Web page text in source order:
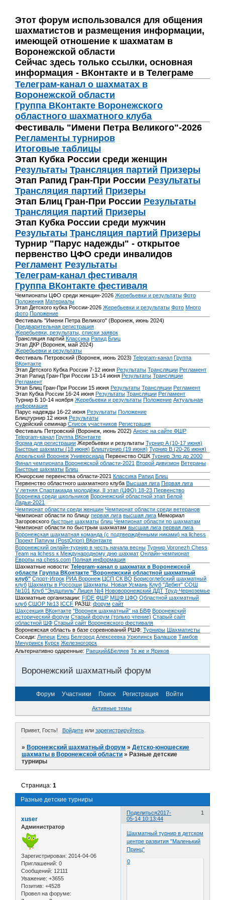
Этот форум использовался для общения
шахматистов и размещения информации,
имеющей отношение к шахматам в
Воронежской области
Сейчас здесь только ссылки, основная
информация - ВКонтакте и в Телеграме
Телеграм-канал о шахматах в
Воронежской области
Группа ВКонтакте Воронежского
областного шахматного клуба
Фестиваль "Имени Петра Великого"-2026
Регламенты турниров
Итоговые таблицы
Этап Кубка России среди женщин
Результаты Трансляция партий Призеры
Этап Рапид Гран-При России Результаты
Трансляция партий Призеры
Этап Блиц Гран-При России Результаты
Трансляция партий Призеры
Этап Кубка России среди мужчин
Результаты Трансляция партий Призеры
Турнир "Парус надежды" - открытое
первенство ЦФО среди инвалидов
Регламент Результаты
Телеграм-канал фестиваля
Группа ВКонтакте фестиваля
Чемпионаты ЦФО среди женщин-2026 Жеребьевки и результаты Фото
Положения Материалы
Этап Детского кубка России-2026 Жеребьевки и результаты Фото Много
фото Положение
Фестиваль "Имени Петра Великого" (Воронеж, июнь 2024)
Предварительная регистрация
Жеребьевки, результаты, списки заявок
Трансляция партий Классика Рапид Блиц
Этап ДКР (Воронеж, май 2024)
Жеребьевки и результаты
Фестиваль Петровский (Воронеж, июнь 2023) Telegram-канал Группа
ВКонтакте
Этап Детского Кубка России 7-12 июня Результаты Трансляции Регламент
Этап Рапид Гран-При России 13-14 июня Результаты Трансляции
Регламент
Этап Блиц Гран-При России 15 июня Результаты Трансляции Регламент
Этап Кубка России 16-24 июня Результаты Трансляции Регламент
Турнир Б 10-14 ноября Жеребьевки и результаты Положение Актуальная
информация
Парус надежды 16-22 июня Результаты Положение
Блицтурнир 12 июня Результаты
Судейский семинар Список участников Регистрация
Фестиваль Петровский (Воронеж, июнь 2022) Анонс на сайте ФШР
Telegram-канал Группа ВКонтакте
Форма для регистрации Жеребьевки и результаты Турнир A (10-17 июня)
Быстрые шахматы (18 июня) Блицтурнир (19 июня) Турнир B (20-26 июня)
Апрельский Воронеж Универсиада Первенство ОШК Турнир Эло до 2000
Финал чемпионата Воронежской области-2021 Второй дивизион Ветераны
Быстрые шахматы Блиц
Юниорские первенства области-2021 Классика Рапид Блиц
Первенство областного шахматного клуба Высшая лига Первая лига
V летняя Спартакиада молодёжи, II этап (ЦФО) 18-23 Первенство
Воронежа среди школьников Воронежский областной этап Белой
Ладьи-2021
Чемпионат области среди женщин Чемпионат области среди ветеранов
Чемпионат области по блицу первая лига высшая лига Мемориал
Загоровского быстрые шахматы блиц Чемпионат области по шахматам
Чемпионат области по быстрым шахматам высшая лига первая лига
Воронежская шахматная команда (с подтверждёнными никами) на lichess
Проект Патиум (PostOrion) ВКонтакте
Воронежский онлайн-турнир в честь начала весны Турнир Voronezh Chess
Team на lichess к Международному дню шахмат Онлайн-чемпионат
Европы на chess.com Полная информация
Шахматные новости: Telegram-канал о шахматах в Воронежской
области Группа ВКонтакте "Воронежский областной шахматный
клуб" Спорт-Игрок РИА Воронеж ЦСП СК ВО Борисоглебский шахматный
клуб Шахматы в Россоши Шахматы. Новая Усмань Клуб "Дебют" СОШ
№101 Клуб "Эндшпиль" Лицея №4 Нововоронежский ДДТ Труд-Черноземье
Шахматные организации: FIDE ФШР МШФ ЦФО Областной шахматный
клуб СШОР №13 ICCF РАЗШ: форум сайт
Шахсекция ВКонтакте "Воронеж шахматный" на БВФ Воронежский
исторический форум Cтарый форум (только чтение) Старый сайт
областной ШФ Старый сайт Воронежского фестиваля
Воронежская область в базе соревнований РШФ: Турниры Шахматисты
Соседи: Липецк Елец Белгород Алексеевка Урюпинск Балашов Тамбов
Мичуринск Курск Железногорск
Альтернативно одаренные: Раецкий&Беляев Те же и Яриков
Воронежский шахматный форум
Форум Участники Поиск Регистрация Войти
Активные темы
Привет, Гость! Войдитеили зарегистрируйтесь.
»Воронежский шахматный форум »Детско-юношеские
шахматы в Воронежской области »Разные детские
турниры
Разные детские турниры
Страница:1
Поделиться 1
2017-
05-14 10:13:44
xuser
Администратор
Зарегистрирован: 2014-04-06
Приглашений: 0
Сообщений: 12111
Уважение: +3655
Позитив: +4528
Провел на форуме:
Шахматный турнир в детском
центре развития "Маленький
Принц"
0